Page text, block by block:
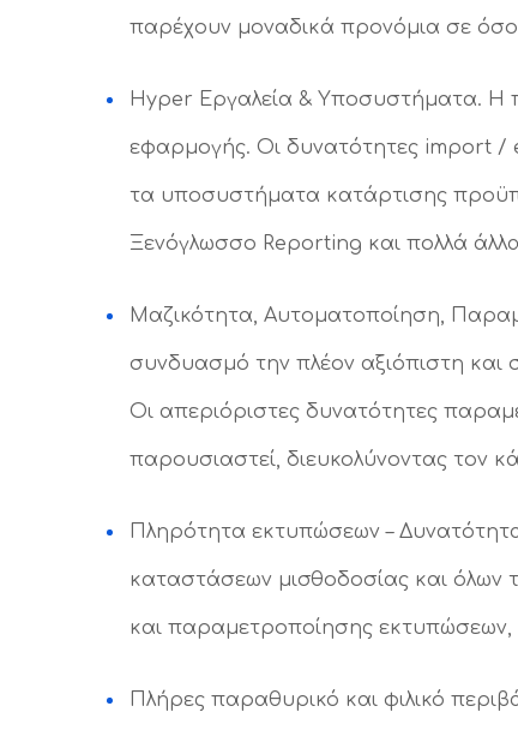
παρέχουν μοναδικά προνόμια σε
Hyper Εργαλεία & Υποσυστήματα. Η
εφαρμογής. Οι δυνατότητες import /
τα υποσυστήματα κατάρτισης
Ξενόγλωσσο Reporting και πολλά
Μαζικότητα, Αυτοματοποίηση,
συνδυασμό την πλέον αξιόπιστη και
Οι απεριόριστες δυνατότητες
παρουσιαστεί, διευκολύνοντας τον
Πληρότητα εκτυπώσεων –
καταστάσεων μισθοδοσίας και όλων
και παραμετροποίησης εκτυπώσεων,
Πλήρες παραθυρικό και φιλικό